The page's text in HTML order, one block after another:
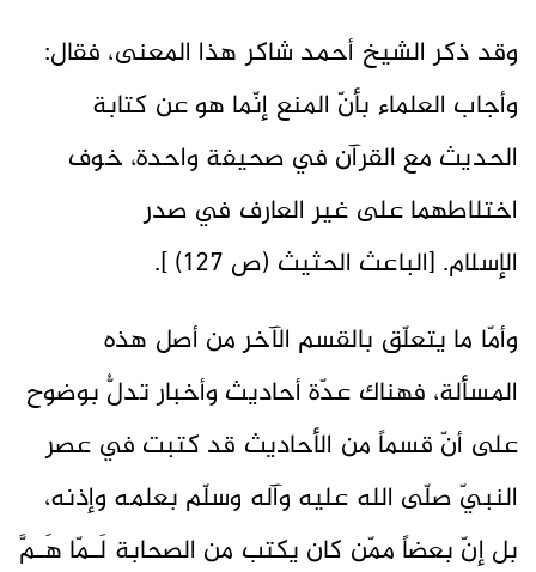
وقد ذكر الشيخ أحمد شاكر هذا المعنى، فقال:
وأجاب العلماء بأنّ المنع إنّما هو عن كتابة
الحديث مع القرآن في صحيفة واحدة، خوف
اختلاطهما على غير العارف في صدر
الإسلام. [الباعث الحثيث (ص 127) ].
وأمّا ما يتعلّق بالقسم الآخر من أصل هذه
المسألة، فهناك عدّة أحاديث وأخبار تدلُّ بوضوح
على أنّ قسماً من الأحاديث قد كتبت في عصر
النبيّ صلّى الله عليه وآله وسلّم بعلمه وإذنه،
بل إنّ بعضاً ممّن كان يكتب من الصحابة لَـمّا هَـمَّ